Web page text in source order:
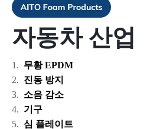
자동차 산업
무황 EPDM
진동 방지
소음 감소
기구
심 플레이트